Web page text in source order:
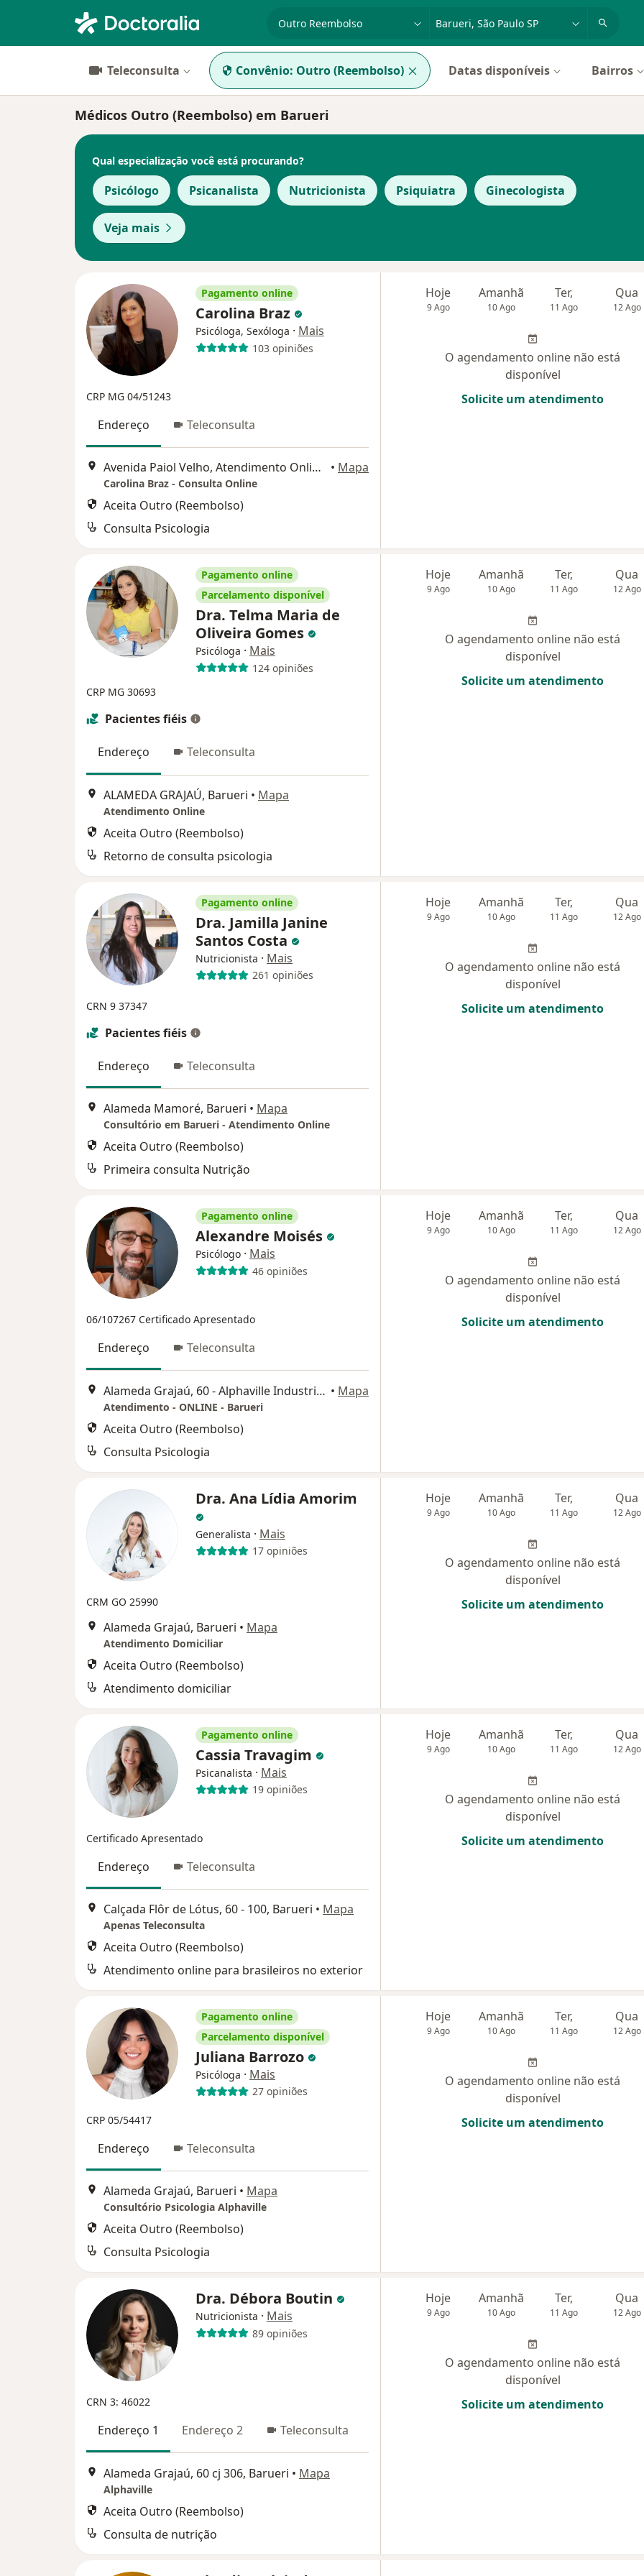
Teleconsulta Convênio: Outro (Reembolso) Datas disponíveis Bairros
Médicos Outro (Reembolso) em Barueri
Qual especialização você está procurando?
Psicólogo Psicanalista Nutricionista Psiquiatra Ginecologista
Veja mais
Pagamento online
Carolina Braz
Psicóloga, Sexóloga · Mais
103 opiniões
CRP MG 04/51243
Endereço Teleconsulta
Avenida Paiol Velho, Atendimento Online, Barueri • Mapa
Carolina Braz - Consulta Online
Aceita Outro (Reembolso)
Consulta Psicologia
Hoje
9 Ago
Amanhã
10 Ago
Ter,
11 Ago
Qua
12 Ago
O agendamento online não está
disponível
Solicite um atendimento
Pagamento online
Parcelamento disponível
Dra. Telma Maria de
Oliveira Gomes
Psicóloga · Mais
124 opiniões
CRP MG 30693
Pacientes fiéis
Endereço Teleconsulta
ALAMEDA GRAJAÚ, Barueri • Mapa
Atendimento Online
Aceita Outro (Reembolso)
Retorno de consulta psicologia
Hoje
9 Ago
Amanhã
10 Ago
Ter,
11 Ago
Qua
12 Ago
O agendamento online não está
disponível
Solicite um atendimento
Pagamento online
Dra. Jamilla Janine
Santos Costa
Nutricionista · Mais
261 opiniões
CRN 9 37347
Pacientes fiéis
Endereço Teleconsulta
Alameda Mamoré, Barueri • Mapa
Consultório em Barueri - Atendimento Online
Aceita Outro (Reembolso)
Primeira consulta Nutrição
Hoje
9 Ago
Amanhã
10 Ago
Ter,
11 Ago
Qua
12 Ago
O agendamento online não está
disponível
Solicite um atendimento
Pagamento online
Alexandre Moisés
Psicólogo · Mais
46 opiniões
06/107267 Certificado Apresentado
Endereço Teleconsulta
Alameda Grajaú, 60 - Alphaville Industrial, Barueri - SP, 06454-050, Barueri • Mapa
Atendimento - ONLINE - Barueri
Aceita Outro (Reembolso)
Consulta Psicologia
Hoje
9 Ago
Amanhã
10 Ago
Ter,
11 Ago
Qua
12 Ago
O agendamento online não está
disponível
Solicite um atendimento
Dra. Ana Lídia Amorim
Generalista · Mais
17 opiniões
CRM GO 25990
Alameda Grajaú, Barueri • Mapa
Atendimento Domiciliar
Aceita Outro (Reembolso)
Atendimento domiciliar
Hoje
9 Ago
Amanhã
10 Ago
Ter,
11 Ago
Qua
12 Ago
O agendamento online não está
disponível
Solicite um atendimento
Pagamento online
Cassia Travagim
Psicanalista · Mais
19 opiniões
Certificado Apresentado
Endereço Teleconsulta
Calçada Flôr de Lótus, 60 - 100, Barueri • Mapa
Apenas Teleconsulta
Aceita Outro (Reembolso)
Atendimento online para brasileiros no exterior
Hoje
9 Ago
Amanhã
10 Ago
Ter,
11 Ago
Qua
12 Ago
O agendamento online não está
disponível
Solicite um atendimento
Pagamento online
Parcelamento disponível
Juliana Barrozo
Psicóloga · Mais
27 opiniões
CRP 05/54417
Endereço Teleconsulta
Alameda Grajaú, Barueri • Mapa
Consultório Psicologia Alphaville
Aceita Outro (Reembolso)
Consulta Psicologia
Hoje
9 Ago
Amanhã
10 Ago
Ter,
11 Ago
Qua
12 Ago
O agendamento online não está
disponível
Solicite um atendimento
Dra. Débora Boutin
Nutricionista · Mais
89 opiniões
CRN 3: 46022
Endereço 1 Endereço 2 Teleconsulta
Alameda Grajaú, 60 cj 306, Barueri • Mapa
Alphaville
Aceita Outro (Reembolso)
Consulta de nutrição
Hoje
9 Ago
Amanhã
10 Ago
Ter,
11 Ago
Qua
12 Ago
O agendamento online não está
disponível
Solicite um atendimento